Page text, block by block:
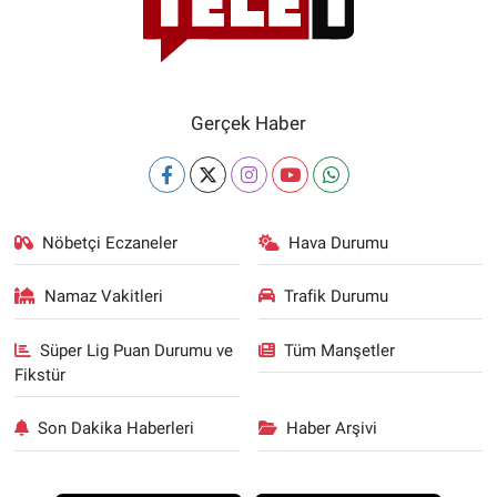
Gerçek Haber
Nöbetçi Eczaneler Hava Durumu
Namaz Vakitleri Trafik Durumu
Süper Lig Puan Durumu ve
Fikstür
Tüm Manşetler
Son Dakika Haberleri Haber Arşivi
Yerel Yaşam